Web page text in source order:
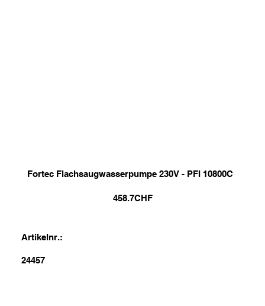
Fortec Flachsaugwasserpumpe 230V - PFI 10800C
458.7CHF
Artikelnr.:
24457